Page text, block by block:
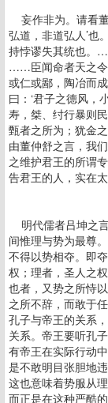
妄作非为。请看
弘道，非道弘人’也
持悖谬失其统也。
……臣闻命者天之令
或仁或鄙，陶冶而
曰：‘君子之德风，
寿，桀、纣行暴则
甄者之所为；犹金
由董仲舒之言，我
之维护君王的所谓
告君王的人，实在太
明代儒者吕坤之
间惟理与势为最尊
不得以势相夺。即
权；理者，圣人之
也者，又势之所恃
之所不辞，而敢于
孔子与帝王的关系
关系。帝王要听孔
有帝王在实际行动
是不敢明目张胆地
这也意味着势服从
而正是在这种严酷